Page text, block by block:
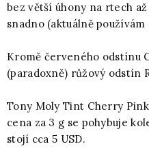
bez větší úhony na rtech
snadno (aktuálně
Kromě červeného odstínu
(paradoxně) růžový odstín
Tony Moly Tint Cherry
cena za 3 g se pohybuje
stojí cca 5 USD.